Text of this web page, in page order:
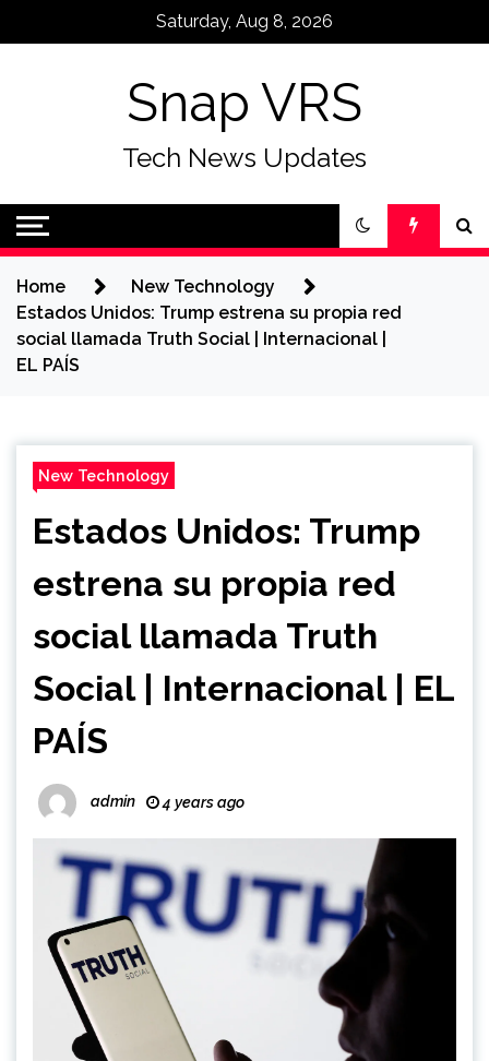
Saturday, Aug 8, 2026
Snap VRS
Tech News Updates
Home
New Technology
Estados Unidos: Trump estrena su propia red
social llamada Truth Social | Internacional |
EL PAÍS
New Technology
Estados Unidos: Trump
estrena su propia red
social llamada Truth
Social | Internacional | EL
PAÍS
admin 4 years ago